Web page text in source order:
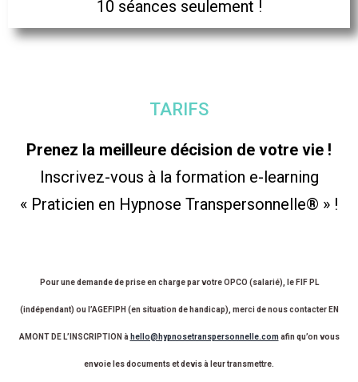
10 séances seulement !
TARIFS
Prenez la meilleure décision de votre vie !
Inscrivez-vous à la formation e-learning
« Praticien en Hypnose Transpersonnelle® » !
Pour une demande de prise en charge par votre OPCO (salarié), le FIF PL
(indépendant) ou l’AGEFIPH (en situation de handicap), merci de nous contacter EN
AMONT DE L’INSCRIPTION à hello@hypnosetranspersonnelle.comafin qu’on vous
envoie les documents et devis à leur transmettre.